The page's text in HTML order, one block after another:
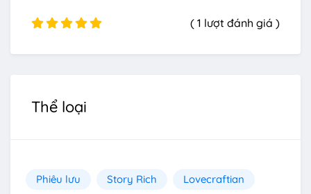
( 1 lượt đánh giá )
Thể loại
Phiêu lưu Story Rich Lovecraftian